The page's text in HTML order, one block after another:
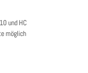
und HC
möglich